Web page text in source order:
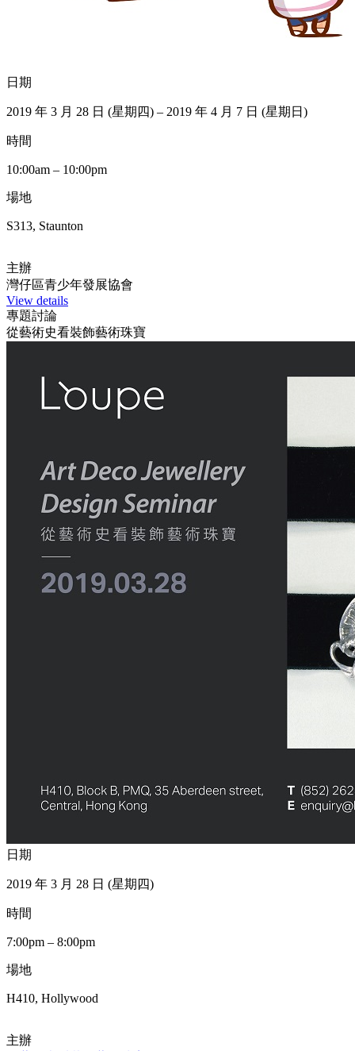
日期
2019 年 3 月 28 日 (星期四) – 2019 年 4 月 7 日 (星期日)
時間
10:00am – 10:00pm
場地
S313, Staunton
主辦
灣仔區青少年發展協會
View details
專題討論
從藝術史看裝飾藝術珠寶
日期
2019 年 3 月 28 日 (星期四)
時間
7:00pm – 8:00pm
場地
H410, Hollywood
主辦